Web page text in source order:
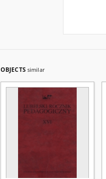
OBJECTS similar